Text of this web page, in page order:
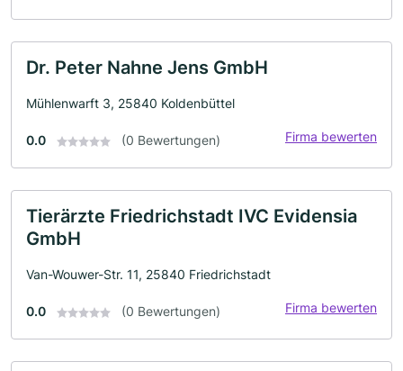
Dr. Peter Nahne Jens GmbH
Mühlenwarft 3, 25840 Koldenbüttel
0.0 (0 Bewertungen) Firma bewerten
Tierärzte Friedrichstadt IVC Evidensia
GmbH
Van-Wouwer-Str. 11, 25840 Friedrichstadt
0.0 (0 Bewertungen) Firma bewerten